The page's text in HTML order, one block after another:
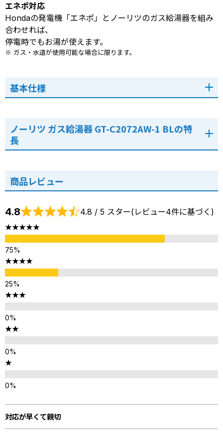
エネポ対応
Hondaの発電機「エネポ」とノーリツのガス給湯器を組み
合わせれば、
停電時でもお湯が使えます。
※ ガス・水道が使用可能な場合に限ります。
基本仕様
ノーリツ ガス給湯器 GT-C2072AW-1 BLの特
長
商品レビュー
4.8 4.8 / 5 スター(レビュー4件に基づく)
★★★★★
★★★★
★★★
★★
★
対応が早くて親切